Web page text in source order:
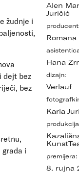
žudnje i
dejt bez
bez
i
Alen
Juričić
Romana
Hana
dizajn:
Verlauf
Karla
premijera:
8. rujna